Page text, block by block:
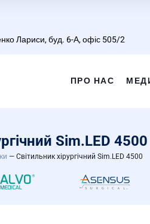
Лариси, буд. 6-А, офіс 505/2
ПРО НАС
Sim.LED 4500
— Cвітильник хірургічний Sim.LED 4500